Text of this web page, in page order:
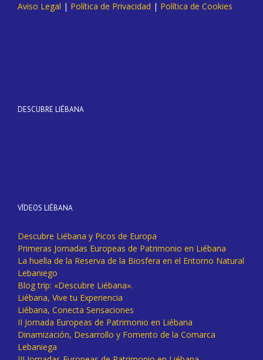
Aviso Legal | Política de Privacidad | Política de Cookies
DESCUBRE LIÉBANA
VÍDEOS LIÉBANA
Descubre Liébana y Picos de Europa
Primeras Jornadas Europeas de Patrimonio en Liébana
La huella de la Reserva de la Biosfera en el Entorno Natural
Lebaniego
Blog trip: «Descubre Liébana».
Liébana, Vive tu Experiencia
Liébana, Conecta Sensaciones
II Jornada Europeas de Patrimonio en Liébana
Dinamización, Desarrollo y Fomento de la Comarca
Lebaniega